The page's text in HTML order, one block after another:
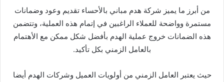
من أبرز ما يميز شركة هدم مباني بالأحساء تقديم وعود وضمانات
مستمرة وواضحة للعملاء الراغبين في إتمام هذه العملية، وتتضمن
هذه الضمانات خروج عملية الهدم بأفضل شكل ممكن مع الأهتمام
بالعامل الزمني بكل تأكيد.
حيث يعتبر العامل الزمني من أولويات العميل وشركات الهدم أيضا